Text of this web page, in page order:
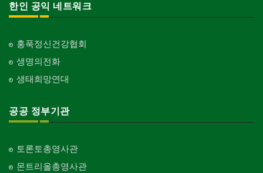
한인 공익 네트워크
홍푹정신건강협회
생명의전화
생태희망연대
공공 정부기관
토론토총영사관
몬트리올총영사관